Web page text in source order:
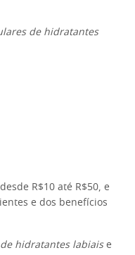
de hidratantes
R$10 até R$50, e
e dos benefícios
hidratantes labiaise